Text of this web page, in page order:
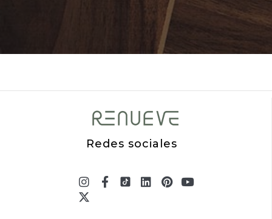
Redes sociales
Instagram
Facebook-
f
Linkedin
Pinterest
Youtube
X-
twitter